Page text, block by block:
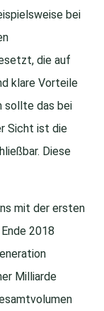
bei
die auf
klare Vorteile
sollte das bei
Sicht ist die
Diese
mit der ersten
2018
Milliarde